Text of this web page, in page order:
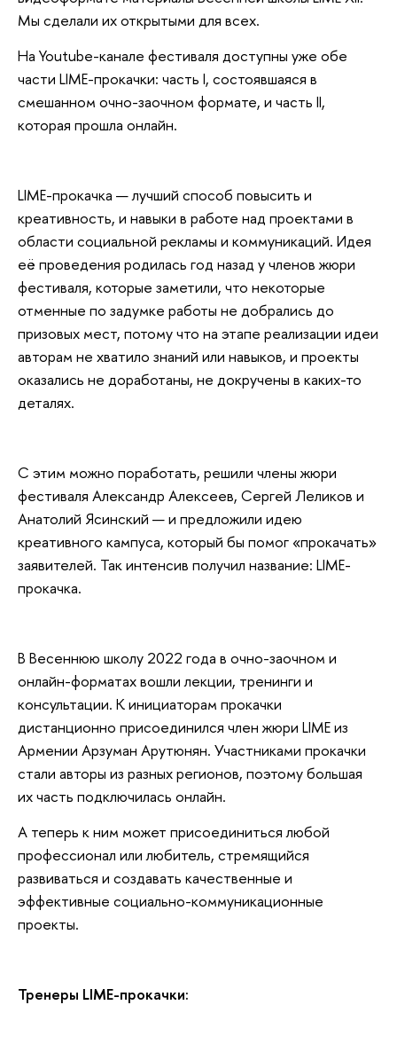
Мы сделали их открытыми для всех.
На Youtube-кaнaлe фестиваля доступны уже обе
части LIME-прокачки: часть I, состоявшаяся в
смешанном очно-заочном формате, и часть II,
которая прошла онлайн.
LIME-прокачка — лучший способ повысить и
креативность, и навыки в работе над проектами в
области социальной рекламы и коммуникаций. Идея
её проведения родилась год назад у членов жюри
фестиваля, которые заметили, что некоторые
отменные по задумке работы не добрались до
призовых мест, потому что на этапе реализации идеи
авторам не хватило знаний или навыков, и проекты
оказались не доработаны, не докручены в каких-то
деталях.
С этим можно поработать, решили члены жюри
фестиваля Александр Алексеев, Сергей Леликов и
Анатолий Ясинский — и предложили идею
креативного кампуса, который бы помог «прокачать»
заявителей. Так интенсив получил название: LIME-
прокачка.
В Весеннюю школу 2022 года в очно-заочном и
онлайн-форматах вошли лекции, тренинги и
консультации. К инициаторам прокачки
дистанционно присоединился член жюри LIME из
Армении Арзуман Арутюнян. Участниками прокачки
стали авторы из разных регионов, поэтому большая
их часть подключилась онлайн.
А теперь к ним может присоединиться любой
профессионал или любитель, стремящийся
развиваться и создавать качественные и
эффективные социально-коммуникационные
проекты.
Тренеры LIME-прокачки: